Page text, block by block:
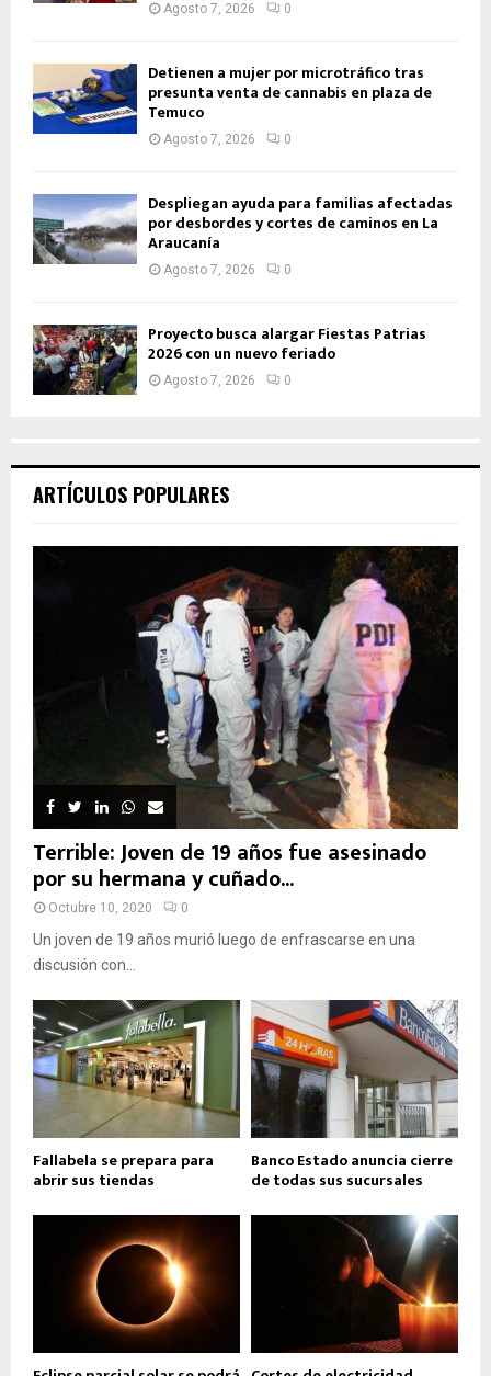
Agosto 7, 2026 0
Detienen a mujer por microtráfico tras
presunta venta de cannabis en plaza de
Temuco
Agosto 7, 2026 0
Despliegan ayuda para familias afectadas
por desbordes y cortes de caminos en La
Araucanía
Agosto 7, 2026 0
Proyecto busca alargar Fiestas Patrias
2026 con un nuevo feriado
Agosto 7, 2026 0
ARTÍCULOS POPULARES
Terrible: Joven de 19 años fue asesinado
por su hermana y cuñado...
Octubre 10, 2020 0
Un joven de 19 años murió luego de enfrascarse en una
discusión con...
Fallabela se prepara para
abrir sus tiendas
Banco Estado anuncia cierre
de todas sus sucursales